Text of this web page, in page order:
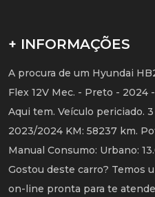
+ INFORMAÇÕES
A procura de um Hyundai
Flex 12V Mec. - Preto -
Aqui tem. Veículo periciado.
2023/2024 KM: 58237 km.
Manual Consumo: Urbano:
Gostou deste carro? Temos
on-line pronta para te